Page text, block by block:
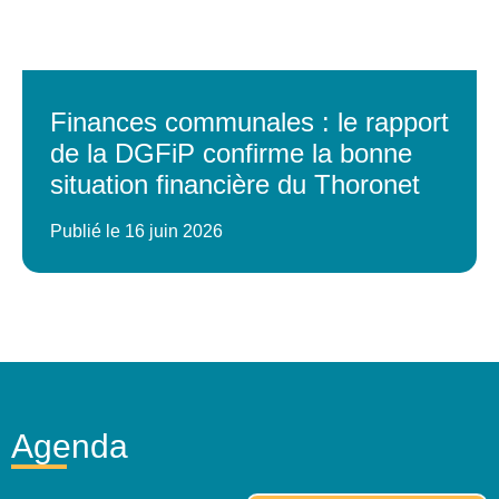
Finances communales : le rapport
de la DGFiP confirme la bonne
situation financière du Thoronet
Publié le 16 juin 2026
Agenda